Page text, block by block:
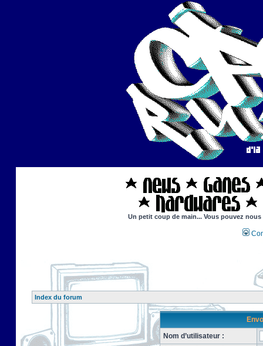
Un petit coup de main... Vous pouvez
Index du forum
Nom d’utilisateur :